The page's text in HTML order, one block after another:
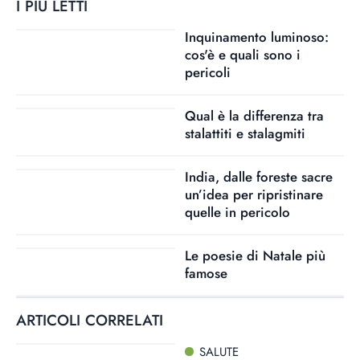
I PIÙ LETTI
Inquinamento luminoso:
cos'è e quali sono i
pericoli
Qual è la differenza tra
stalattiti e stalagmiti
India, dalle foreste sacre
un’idea per ripristinare
quelle in pericolo
Le poesie di Natale più
famose
ARTICOLI CORRELATI
SALUTE